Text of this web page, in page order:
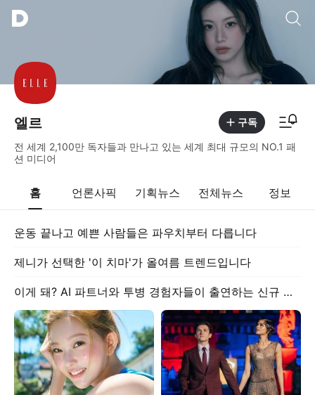
엘르 구독
전 세계 2,100만 독자들과 만나고 있는 세계 최대 규모의 NO.1 패
션 미디어
홈 언론사픽 기획뉴스 전체뉴스 정보
운동 끝나고 예쁜 사람들은 파우치부터 다릅니다
제니가 선택한 '이 치마'가 올여름 트렌드입니다
이게 돼? AI 파트너와 투병 경험자들이 출연하는 신규 연프 2